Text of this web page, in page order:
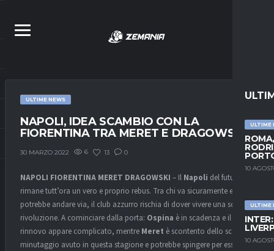
ULTIME
10
ULTIME
10
ULTIME NEWS
NAPOLI, IDEA SCAMBIO CON LA
FIORENTINA TRA MERET E DRAGOWSKI
30 MARZO 2022 6 13 0
NAPOLI FIORENTINA MERET DRAGOWSKI – Il Napoli del futuro
rimane tutt’ora un vero e proprio rebus. Tra chi va sicuramente e chi
potrebbe andare via, il club azzurro rischia di dover vivere una sorta di
rivoluzione. A cominciare dalla porta: Ospina è in scadenza e il
rinnovo appare complicato, mentre Meret è scontento dello scarso
minutaggio avuto in questa stagione e potrebbe spingere per essere